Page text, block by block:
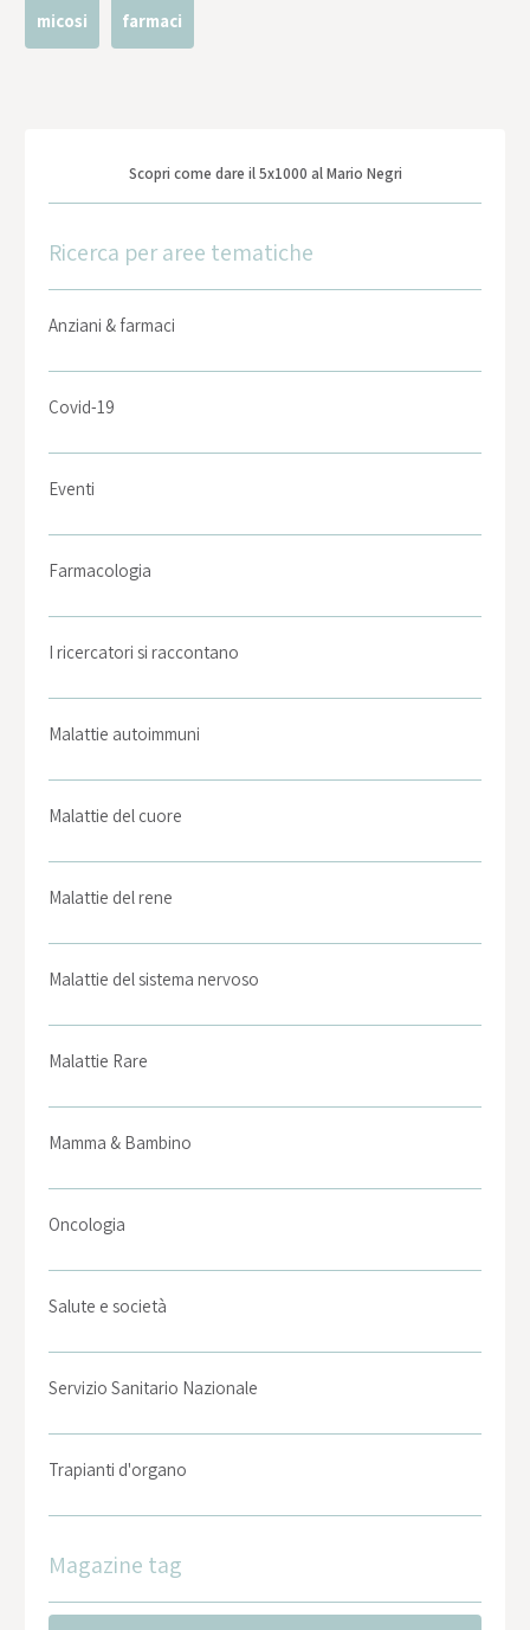
micosi farmaci
Scopri come dare il 5x1000 al Mario Negri
Ricerca per aree tematiche
Anziani & farmaci
Covid-19
Eventi
Farmacologia
I ricercatori si raccontano
Malattie autoimmuni
Malattie del cuore
Malattie del rene
Malattie del sistema nervoso
Malattie Rare
Mamma & Bambino
Oncologia
Salute e società
Servizio Sanitario Nazionale
Trapianti d'organo
Magazine tag